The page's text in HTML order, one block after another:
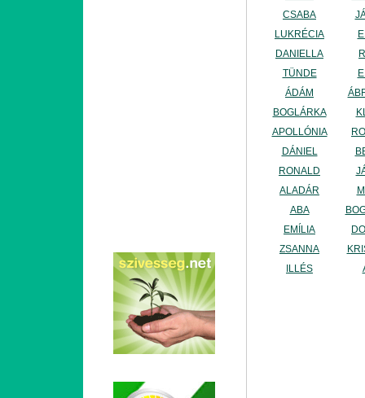
CSABA
LUKRÉCIA
DANIELLA
TÜNDE
ÁDÁM
BOGLÁRKA
APOLLÓNIA
DÁNIEL
RONALD
ALADÁR
ABA
EMÍLIA
ZSANNA
ILLÉS